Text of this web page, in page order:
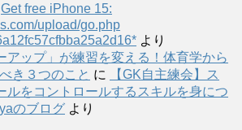
Get free iPhone 15:
upload/go.php
より
アップ」が練習を変える！体育学から
き３つのこと に
【GK自主練会】ス
ルをコントロールするスキルを身につ
のブログ より